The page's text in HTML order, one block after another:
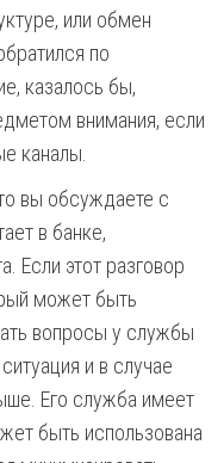
или обмен
по
казалось бы,
внимания, если
каналы.
вы обсуждаете с
в банке,
Если этот разговор
может быть
вопросы у службы
и в случае
Его служба имеет
быть использована